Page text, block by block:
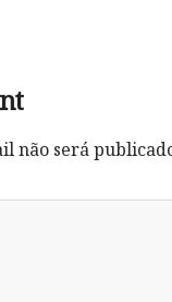
não será